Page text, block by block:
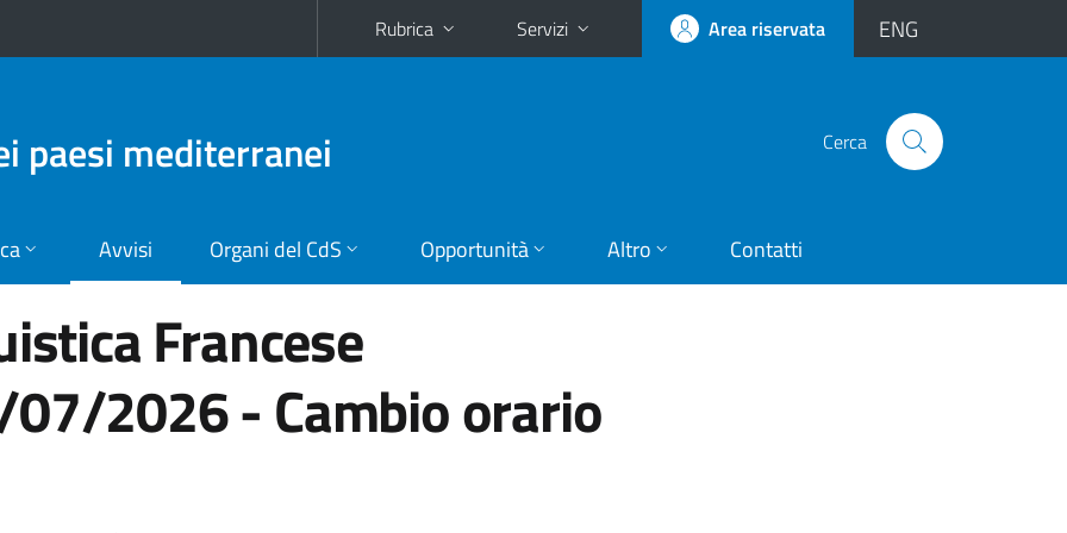
Rubrica Servizi Area riservata ENG
paesi mediterranei Cerca
Avvisi Organi del CdS Opportunità Altro Contatti
Francese
2026 - Cambio orario